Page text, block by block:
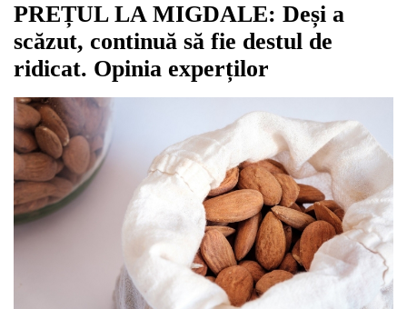
PREȚUL LA MIGDALE: Deși a
scăzut, continuă să fie destul de
ridicat. Opinia experților